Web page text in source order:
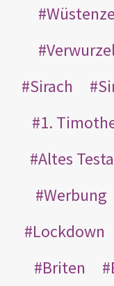
Sirach
1.
Altes
Werbung
Lockdown
Briten